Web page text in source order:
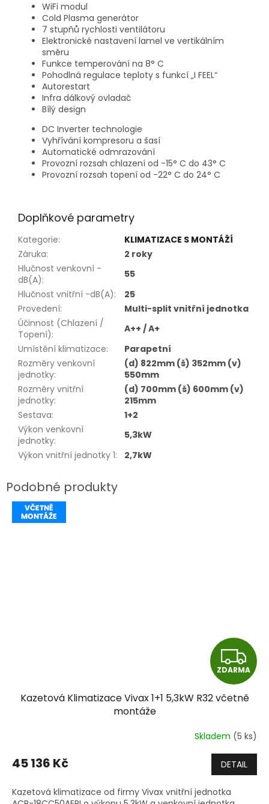
WiFi modul
Cold Plasma generátor
7 stupňů rychlosti ventilátoru
Elektronické nastavení lamel ve vertikálním
směru
Funkce temperování na 8° C
Pohodlná regulace teploty s funkcí „I FEEL“
Autorestart
Infra dálkový ovladač
Bílý design
DC Inverter technologie
Vyhřívání kompresoru a šasí
Automatické odmrazování
Provozní rozsah chlazení od -15° C do 43° C
Provozní rozsah topení od -22° C do 24° C
Doplňkové parametry
Kategorie:
KLIMATIZACE S MONTÁŽÍ
Záruka:
2 roky
Hlučnost venkovní -
dB(A):
55
Hlučnost vnitřní -dB(A):
25
Provedení:
Multi-split vnitřní jednotka
Účinnost (Chlazení /
Topení):
A++ / A+
Umístění klimatizace:
Parapetní
Rozměry venkovní
jednotky:
(d) 822mm (š) 352mm (v)
550mm
Rozměry vnitřní
jednotky:
(d) 700mm (š) 600mm (v)
215mm
Sestava:
1+2
Výkon venkovní
jednotky:
5,3kW
Výkon vnitřní jednotky 1: 2,7kW
Z
D
A
R
M
A
ZDARMA
Kazetová Klimatizace Vivax 1+1 5,3kW R32 včetně
montáže
Skladem (5 ks)
45 136 Kč DETAIL
Kazetová klimatizace od firmy Vivax vnitřní jednotka